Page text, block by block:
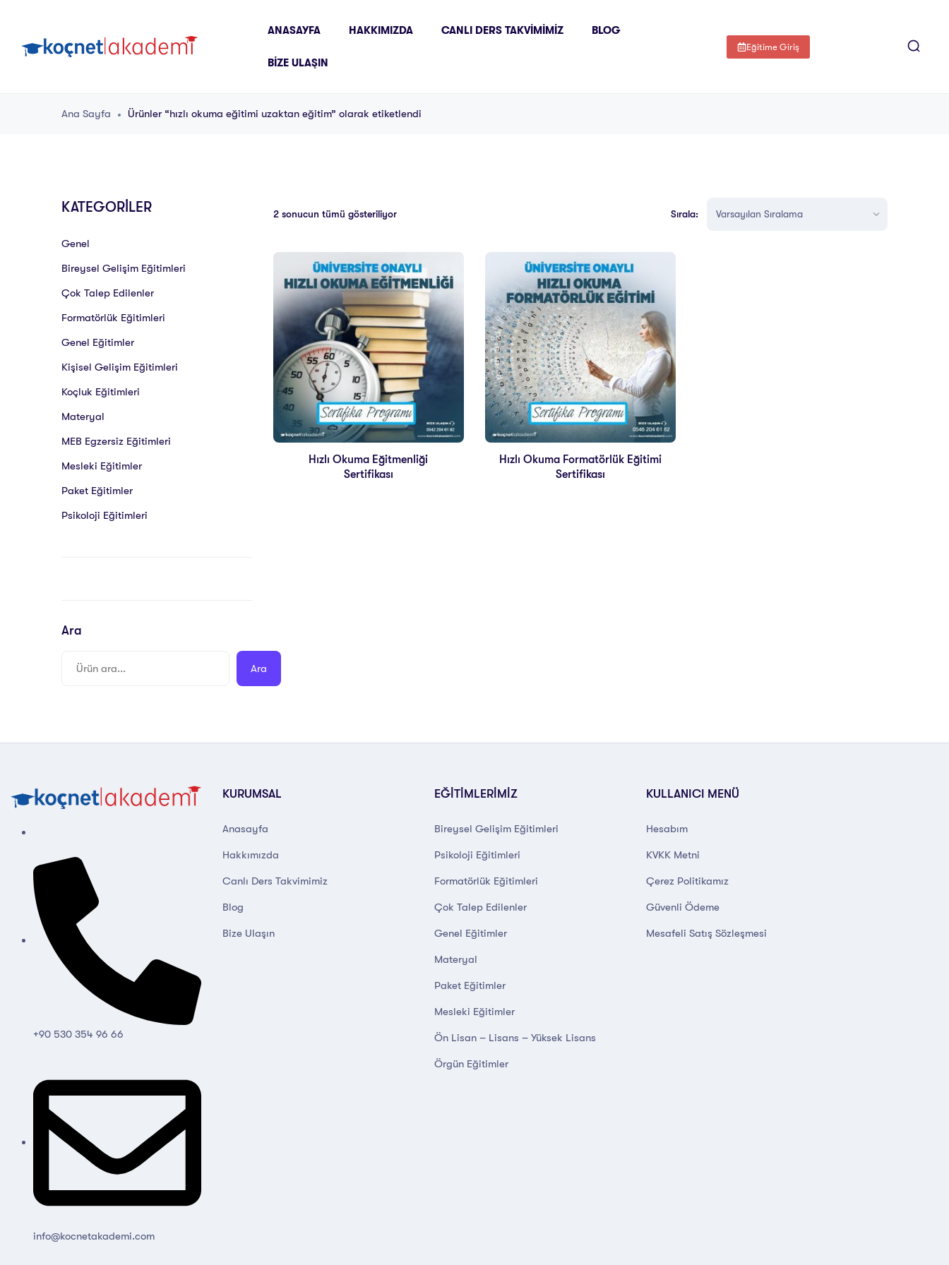
ANASAYFA HAKKIMIZDA CANLI DERS TAKVIMIMIZ BLOG
BIZE ULAŞIN
Eğitime Giriş
Ana Sayfa Ürünler “hızlı okuma eğitimi uzaktan eğitim” olarak etiketlendi
KATEGORİLER
Genel
Bireysel Gelişim Eğitimleri
Çok Talep Edilenler
Formatörlük Eğitimleri
Genel Eğitimler
Kişisel Gelişim Eğitimleri
Koçluk Eğitimleri
Materyal
MEB Egzersiz Eğitimleri
Mesleki Eğitimler
Paket Eğitimler
Psikoloji Eğitimleri
Ara
Ara
2 sonucun tümü gösteriliyor Sırala:
Hızlı Okuma Eğitmenliği
Sertifikası
Hızlı Okuma Formatörlük Eğitimi
Sertifikası
+90 530 354 96 66
info@kocnetakademi.com
KURUMSAL
Anasayfa
Hakkımızda
Canlı Ders Takvimimiz
Blog
Bize Ulaşın
EĞİTİMLERİMİZ
Bireysel Gelişim Eğitimleri
Psikoloji Eğitimleri
Formatörlük Eğitimleri
Çok Talep Edilenler
Genel Eğitimler
Materyal
Paket Eğitimler
Mesleki Eğitimler
Ön Lisan – Lisans – Yüksek Lisans
Örgün Eğitimler
KULLANICI MENÜ
Hesabım
KVKK Metni
Çerez Politikamız
Güvenli Ödeme
Mesafeli Satış Sözleşmesi